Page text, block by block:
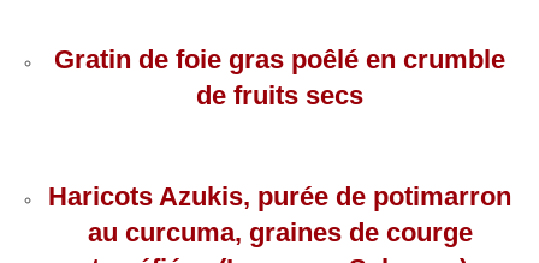
Gratin de foie gras poêlé en crumble
de fruits secs
Haricots Azukis, purée de potimarron
au curcuma, graines de courge